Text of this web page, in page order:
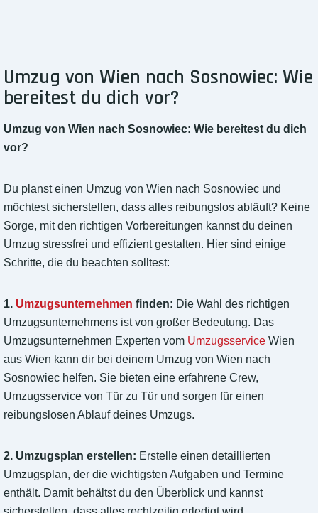
Umzug von Wien nach Sosnowiec: Wie
bereitest du dich vor?
Umzug von Wien nach Sosnowiec: Wie bereitest du dich
vor?
Du planst einen Umzug von Wien nach Sosnowiec und
möchtest sicherstellen, dass alles reibungslos abläuft? Keine
Sorge, mit den richtigen Vorbereitungen kannst du deinen
Umzug stressfrei und effizient gestalten. Hier sind einige
Schritte, die du beachten solltest:
1. Umzugsunternehmen finden: Die Wahl des richtigen
Umzugsunternehmens ist von großer Bedeutung. Das
Umzugsunternehmen Experten vom Umzugsservice Wien
aus Wien kann dir bei deinem Umzug von Wien nach
Sosnowiec helfen. Sie bieten eine erfahrene Crew,
Umzugsservice von Tür zu Tür und sorgen für einen
reibungslosen Ablauf deines Umzugs.
2. Umzugsplan erstellen: Erstelle einen detaillierten
Umzugsplan, der die wichtigsten Aufgaben und Termine
enthält. Damit behältst du den Überblick und kannst